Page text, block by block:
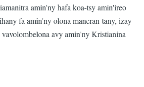
amin'ny hafa koa-tsy amin'ireo
fa amin'ny olona maneran-tany, izay
avy amin'ny Kristianina